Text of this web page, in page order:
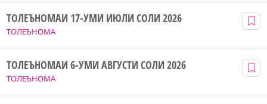
ТОЛЕЪНОМА
ТОЛЕЪНОМАИ 17-УМИ ИЮЛИ СОЛИ 2026
ТОЛЕЪНОМА
ТОЛЕЪНОМАИ 6-УМИ АВГУСТИ СОЛИ 2026